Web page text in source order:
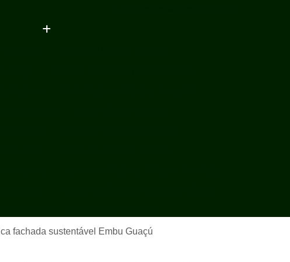
de Madeira Plástica Sustentável
fachada sustentável Embu Guaçú